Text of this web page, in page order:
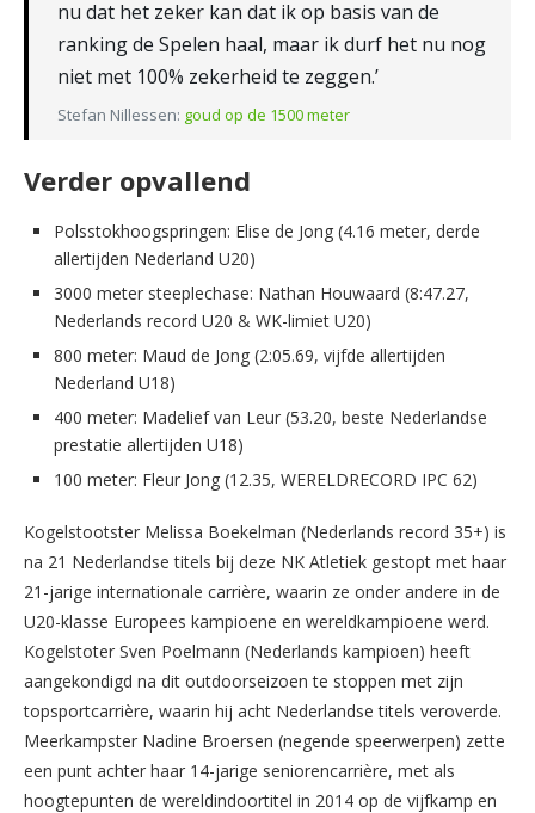
nu dat het zeker kan dat ik op basis van de
ranking de Spelen haal, maar ik durf het nu nog
niet met 100% zekerheid te zeggen.’
Stefan Nillessen: goud op de 1500 meter
Verder opvallend
Polsstokhoogspringen: Elise de Jong (4.16 meter, derde
allertijden Nederland U20)
3000 meter steeplechase: Nathan Houwaard (8:47.27,
Nederlands record U20 & WK-limiet U20)
800 meter: Maud de Jong (2:05.69, vijfde allertijden
Nederland U18)
400 meter: Madelief van Leur (53.20, beste Nederlandse
prestatie allertijden U18)
100 meter: Fleur Jong (12.35, WERELDRECORD IPC 62)
Kogelstootster Melissa Boekelman (Nederlands record 35+) is
na 21 Nederlandse titels bij deze NK Atletiek gestopt met haar
21-jarige internationale carrière, waarin ze onder andere in de
U20-klasse Europees kampioene en wereldkampioene werd.
Kogelstoter Sven Poelmann (Nederlands kampioen) heeft
aangekondigd na dit outdoorseizoen te stoppen met zijn
topsportcarrière, waarin hij acht Nederlandse titels veroverde.
Meerkampster Nadine Broersen (negende speerwerpen) zette
een punt achter haar 14-jarige seniorencarrière, met als
hoogtepunten de wereldindoortitel in 2014 op de vijfkamp en